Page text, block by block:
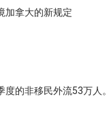
加拿大的新规定
的非移民外流53万人。